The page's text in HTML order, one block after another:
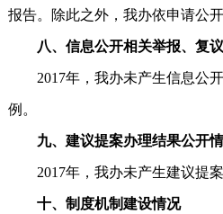
报告。除此之外，我办依申请公
八、信息公开相关举报、复
2017年，我办未产生信息公开
例。
九、建议提案办理结果公开
2017年，我办未产生建议提案
十、制度机制建设情况